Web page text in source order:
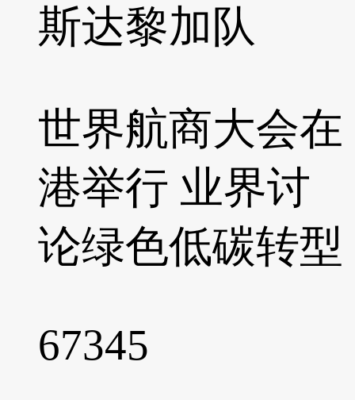
斯达黎加队
世界航商大会在
港举行 业界讨
论绿色低碳转型
67345